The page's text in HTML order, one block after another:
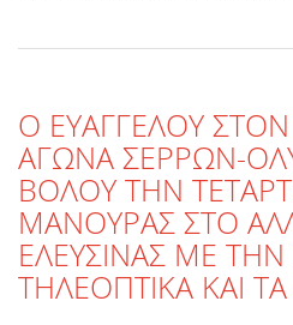
O EYΑΓΓΕΛΟΥ
ΑΓΩΝΑ ΣΕΡΡΩΝ-
ΒΟΛΟΥ ΤΗΝ
ΜΑΝΟΥΡΑΣ ΣΤΟ
ΕΛΕΥΣΙΝΑΣ ΜΕ
ΤΗΛΕΟΠΤΙΚΑ ΚΑΙ ΤΑ